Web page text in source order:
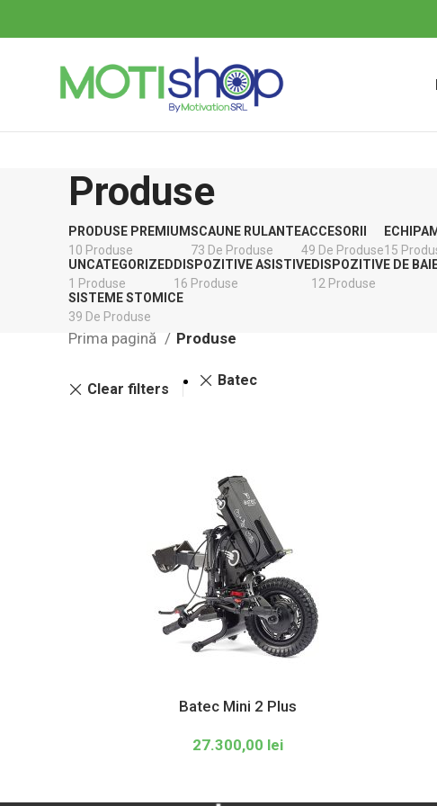
Produse
PRODUSE PREMIUM
10 Produse
SCAUNE RULANTE
73 De Produse
ACCESORII
49 De Produse15
UNCATEGORIZED
1 Produse
DISPOZITIVE ASISTIVE
16 Produse
DISPOZITIVE DE
12 Produse
SISTEME STOMICE
39 De Produse
Prima pagină Produse
Clear filters
Batec
Batec Mini 2 Plus
27.300,00 lei